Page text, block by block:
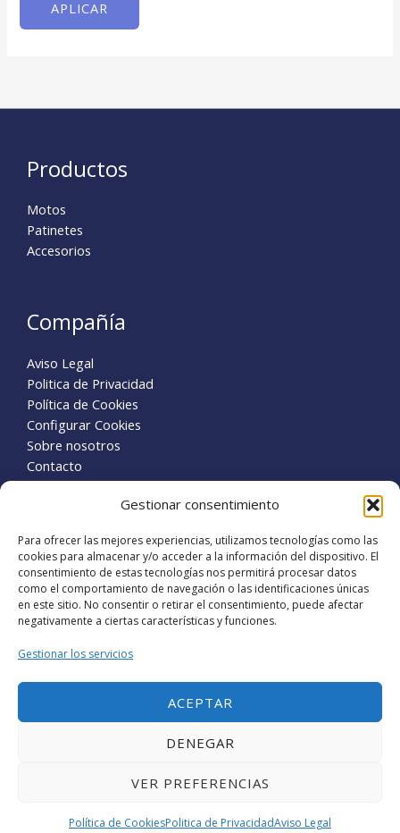
Gestionar consentimiento
Para ofrecer las mejores experiencias, utilizamos tecnologías como las
cookies para almacenar y/o acceder a la información del dispositivo. El
consentimiento de estas tecnologías nos permitirá procesar datos
como el comportamiento de navegación o las identificaciones únicas
en este sitio. No consentir o retirar el consentimiento, puede afectar
negativamente a ciertas características y funciones.
Gestionar los servicios
ACEPTAR
DENEGAR
VER PREFERENCIAS
Política de CookiesPolitica de PrivacidadAviso Legal
APLICAR
Productos
Motos
Patinetes
Accesorios
Compañía
Aviso Legal
Politica de Privacidad
Política de Cookies
Configurar Cookies
Sobre nosotros
Contacto
Reclamaciones contra la administración
Separaciones y divorcios
Localización
Calle Rda San Francisco 2.
info@quimoto.es
Nº telf. móvil-678 96 18 56
Nº telf. fijo-957 50 39 96